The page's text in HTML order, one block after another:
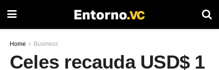
Home Business
Celes recauda USD$ 1